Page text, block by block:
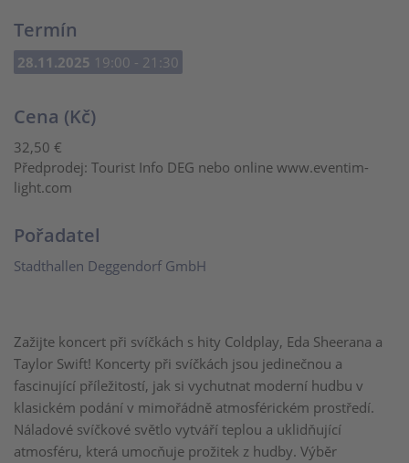
Zažijte koncert při svíčkách s hity Coldplay, Eda Sheerana a
Taylor Swift! Koncerty při svíčkách jsou jedinečnou a
fascinující příležitostí, jak si vychutnat moderní hudbu v
klasickém podání v mimořádně atmosférickém prostředí.
Náladové svíčkové světlo vytváří teplou a uklidňující
atmosféru, která umocňuje prožitek z hudby. Výběr
Termín
28.11.2025 19:00 - 21:30
Cena (Kč)
32,50 €
Předprodej: Tourist Info DEG nebo online www.eventim-
light.com
Pořadatel
Stadthallen Deggendorf GmbH